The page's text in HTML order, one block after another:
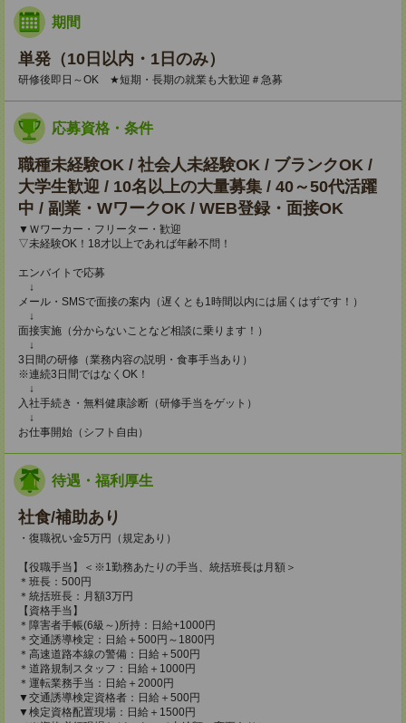
期間
単発（10日以内・1日のみ）
研修後即日～OK ★短期・長期の就業も大歓迎＃急募
応募資格・条件
職種未経験OK / 社会人未経験OK / ブランクOK /
大学生歓迎 / 10名以上の大量募集 / 40～50代活躍
中 / 副業・WワークOK / WEB登録・面接OK
▼Ｗワーカー・フリーター・歓迎
▽未経験OK！18才以上であれば年齢不問！
エンバイトで応募
↓
メール・SMSで面接の案内（遅くとも1時間以内には届くはずです！）
↓
面接実施（分からないことなど相談に乗ります！）
↓
3日間の研修（業務内容の説明・食事手当あり）
※連続3日間ではなくOK！
↓
入社手続き・無料健康診断（研修手当をゲット）
↓
お仕事開始（シフト自由）
待遇・福利厚生
社食/補助あり
・復職祝い金5万円（規定あり）
【役職手当】＜※1勤務あたりの手当、統括班長は月額＞
＊班長：500円
＊統括班長：月額3万円
【資格手当】
＊障害者手帳(6級～)所持：日給+1000円
＊交通誘導検定：日給＋500円～1800円
＊高速道路本線の警備：日給＋500円
＊道路規制スタッフ：日給＋1000円
＊運転業務手当：日給＋2000円
▼交通誘導検定資格者：日給＋500円
▼検定資格配置現場：日給＋1500円